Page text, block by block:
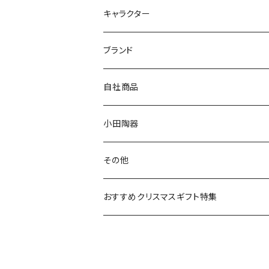
九谷焼
マグ＆カップ
プレート
ボウル
ガラスウェア
カトラリー
キャラクター
ムーミン
80th記念アイテム
リトルミイの日記念アイテム
MOOMIN ANIMATION
スヌーピー
ピーターラビット
ポケットモンスター
ブランド
LA AMYS(エミーズ)
LISA LARSON(リサラーソン)
LAURA ASHLEY(ローラ アシュレイ)
Finlayson(フィンレイソン)
自社商品
ねこ企画
Cecera(セセラ)
CELEC(セレック)
小田陶器
さざなみ
吉祥
その他
リサイクル食器
おすすめクリスマスギフト特集